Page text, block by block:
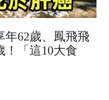
年62歲、鳳飛飛
！「這10大食